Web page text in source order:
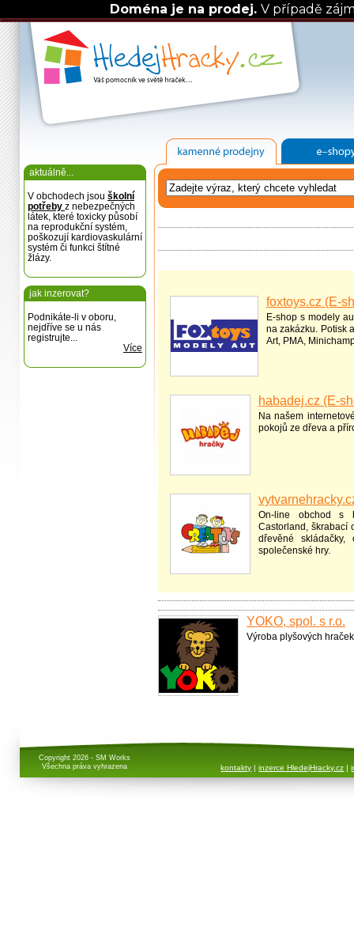
Doména je na prodej.V případě
aktuálně...
V obchodech jsou školní
potřeby z nebezpečných
látek, které toxicky působí
na reprodukční systém,
poškozují kardiovaskulární
systém či funkci štítné
žlázy.
jak inzerovat?
Podnikáte-li v oboru,
nejdříve se u nás
registrujte...
Více
foxtoys.cz (E-
E-shop s modely
na zakázku. Potisk
Art, PMA,
habadej.cz (E-
Na našem
pokojů ze dřeva a
On-line obchod s
Castorland, škrabací
dřevěné skládačky,
společenské hry.
YOKO, spol. s r.o.
Výroba plyšových
Copyright 2026 - SM Works
Všechna práva vyhrazena
kontakty |inzerce HledejHracky.cz |